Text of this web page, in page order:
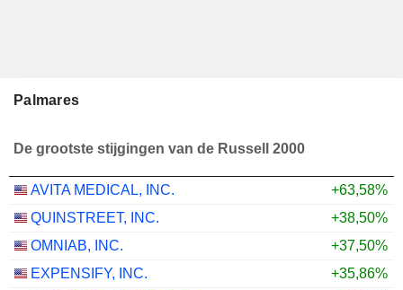
Palmares
De grootste stijgingen van de Russell 2000
AVITA MEDICAL, INC.
+63,58%
QUINSTREET, INC.
+38,50%
OMNIAB, INC.
+37,50%
EXPENSIFY, INC.
+35,86%